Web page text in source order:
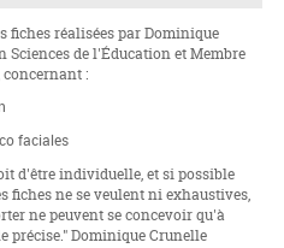
fiches réalisées par Dominique
Sciences de l'Éducation et Membre
:
faciales
d'être individuelle, et si possible
fiches ne se veulent ni exhaustives,
ne peuvent se concevoir qu'à
Dominique Crunelle